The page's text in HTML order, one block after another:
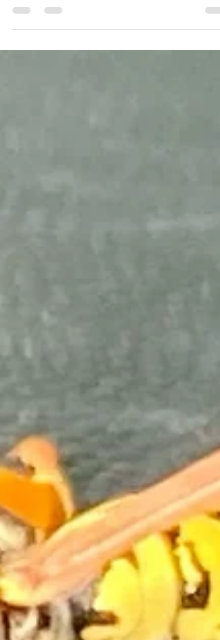
Troyes : AJDN Aube, votre allié contre l’invasion